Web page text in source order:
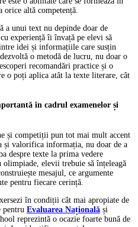
altă competență.
a unui text nu depinde doar de
experiență îi învață pe elevi să
idei și informațiile care susțin
o metodă de lucru, nu doar o
recomandări practice și o
o poți aplica atât la texte literare, cât
în cadrul examenelor și
și competiții pun tot mai mult accent
și valorifica informația, nu doar de a
despre texte la prima vedere
olimpiade, elevii trebuie să înțeleagă
mesajul, ce argumente
pentru fiecare cerință.
în condiții cât mai apropiate de
pentru Evaluarea Națională și
reprezintă o ocazie foarte bună de